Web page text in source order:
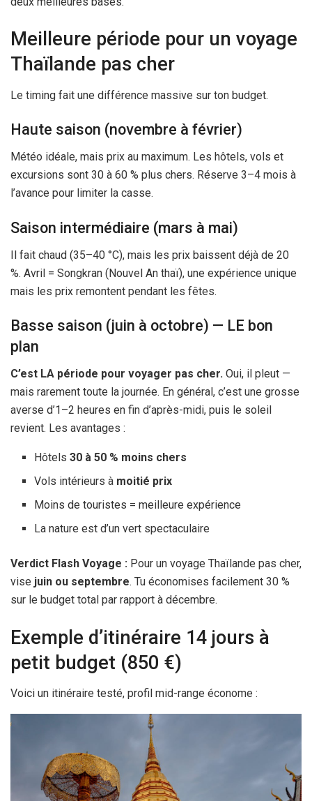
Meilleure période pour un voyage
Thaïlande pas cher
Le timing fait une différence massive sur ton budget.
Haute saison (novembre à février)
Météo idéale, mais prix au maximum. Les hôtels, vols et
excursions sont 30 à 60 % plus chers. Réserve 3–4 mois à
l’avance pour limiter la casse.
Saison intermédiaire (mars à mai)
Il fait chaud (35–40 °C), mais les prix baissent déjà de 20
%. Avril = Songkran (Nouvel An thaï), une expérience unique
mais les prix remontent pendant les fêtes.
Basse saison (juin à octobre) — LE bon
plan
C’est LA période pour voyager pas cher. Oui, il pleut —
mais rarement toute la journée. En général, c’est une grosse
averse d’1–2 heures en fin d’après-midi, puis le soleil
revient. Les avantages :
Hôtels30 à 50 % moins chers
Vols intérieurs à moitié prix
Moins de touristes = meilleure expérience
La nature est d’un vert spectaculaire
Verdict Flash Voyage : Pour un voyage Thaïlande pas cher,
vise juin ou septembre. Tu économises facilement 30 %
sur le budget total par rapport à décembre.
Exemple d’itinéraire 14 jours à
petit budget (850 €)
Voici un itinéraire testé, profil mid-range économe :